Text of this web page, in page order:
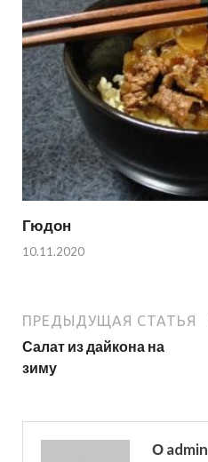
Гюдон
10.11.2020
ПРЕДЫДУЩАЯ СТАТЬЯ
Салат из дайкона на
зиму
О admin